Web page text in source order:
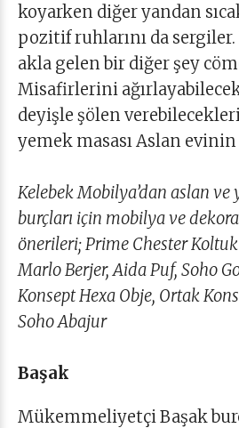
koyarken diğer yandan
pozitif ruhlarını da
akla gelen bir diğer şey
Misafirlerini
deyişle şölen
yemek masası Aslan
Kelebek Mobilya’dan aslan
burçları için mobilya ve
önerileri; Prime Chester Koltuk
Marlo Berjer, Aida Puf, Soho
Konsept Hexa Obje, Ortak
Soho Abajur
Başak
Mükemmeliyetçi Başak